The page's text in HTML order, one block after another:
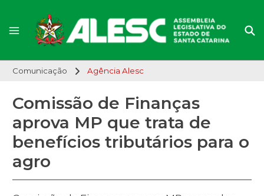
Comunicação Agência Alesc
Comissão de Finanças
aprova MP que trata de
benefícios tributários para o
agro